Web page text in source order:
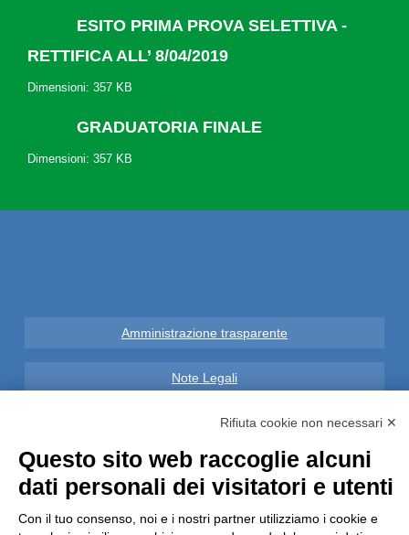
ESITO PRIMA PROVA SELETTIVA -
RETTIFICA ALL’ 8/04/2019
Dimensioni: 357 KB
GRADUATORIA FINALE
Dimensioni: 357 KB
Amministrazione trasparente
Note Legali
Privacy
Informative GDPR (679/2016)
Reclami
Rifiuta cookie non necessari ✕
Questo sito web raccoglie alcuni
dati personali dei visitatori e utenti
Con il tuo consenso, noi e i nostri partner utilizziamo i cookie e